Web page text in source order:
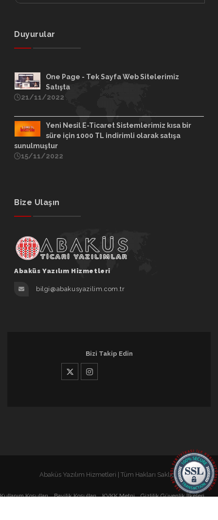
Duyurular
One Page - Tek Sayfa Web Sitelerimiz
Satışta
21/11/2022
Yeni Nesil E-Ticaret Sistemlerimiz kısa bir
süre için 1000 TL indirimli olarak satışa
sunulmuştur
15/11/2022
Bize Ulaşın
Abaküs Yazılım Hizmetleri
bilgi@abakusyazilim.com.tr
Bizi Takip Edin
Abaküs Yazılım Hizmetleri | Tüm Hakları Saklıdır
Kullanım Koşulları Bayilik Koşulları KVKK Metni
Gizlilik Güvenlik İlkeleri